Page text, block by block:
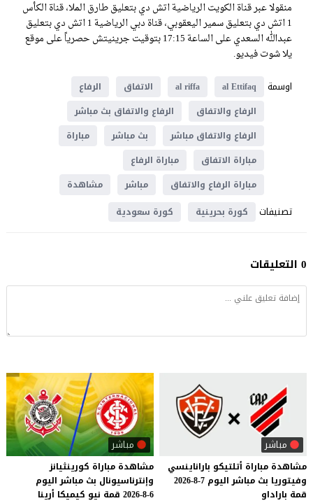
منقولا عبر قناة الكويت الرياضية اتش دي بتعليق طارق الملا، قناة الكأس
1 اتش دي بتعليق سمير اليعقوبي، قناة دبي الرياضية 1 اتش دي بتعليق
عبدالله السعدي على الساعة 17:15 بتوقيت جرينيتش حصرياً على موقع
يلا شوت فيديو.
اوسمة
al Ettifaq
al riffa الاتفاق
الرفاع
الرفاع والاتفاق
الرفاع والاتفاق بث مباشر
الرفاع والاتفاق مباشر
بث مباشر
مباراة
مباراة الاتفاق
مباراة الرفاع
مباراة الرفاع والاتفاق
مباشر مشاهدة
تصنيفات كورة بحرينية كورة سعودية
0 التعليقات
مباشر
مشاهدة مباراة أتلتيكو باراناينسي
وفيتوريا بث مباشر اليوم 7-8-2026
قمة باراداو
مباشر
مشاهدة مباراة كورينثيانز
وإنترناسيونال بث مباشر اليوم
6-8-2026
قمة نيو كيميكا أرينا